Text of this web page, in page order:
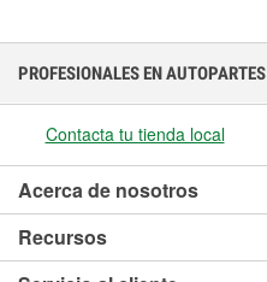
PROFESIONALES EN AUTOPARTES
Contacta tu tienda local
Acerca de nosotros
Recursos